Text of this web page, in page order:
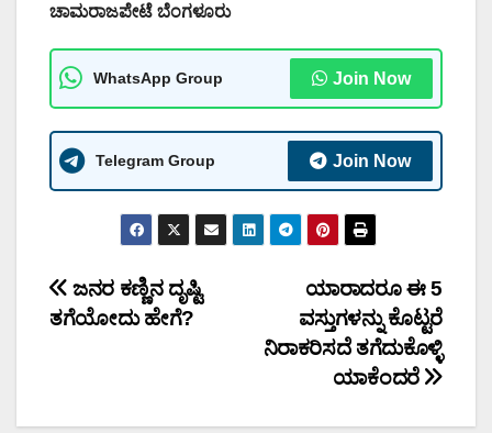
ಚಾಮರಾಜಪೇಟೆ ಬೆಂಗಳೂರು
WhatsApp Group Join Now
Telegram Group Join Now
Post
ಯಾರಾದರೂ ಈ 5
ವಸ್ತುಗಳನ್ನು ಕೊಟ್ಟರೆ
ನಿರಾಕರಿಸದೆ ತಗೆದುಕೊಳ್ಳಿ
ಯಾಕೆಂದರೆ
ಜನರ ಕಣ್ಣಿನ ದೃಷ್ಟಿ
ತಗೆಯೋದು ಹೇಗೆ?